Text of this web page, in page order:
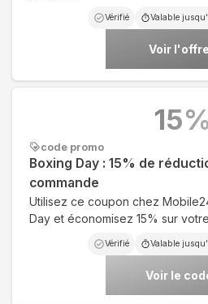
Vérifié Valable
Voir l'offre
code promo
Boxing Day : 15% de
commande
Utilisez ce coupon chez
Day et économisez 15% sur
Vérifié Valable
Voir le
15%